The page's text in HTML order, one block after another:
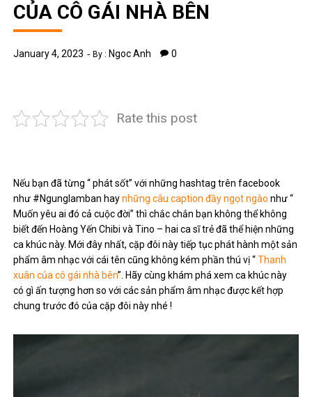
CỦA CÔ GÁI NHÀ BÊN
January 4, 2023 By : Ngoc Anh 0
Rate this post
Nếu bạn đã từng “ phát sốt” với những hashtag trên facebook
như #Ngunglamban haynhững câu caption đầy ngọt ngào như “
Muốn yêu ai đó cả cuộc đời” thì chắc chắn bạn không thể không
biết đến Hoàng Yến Chibi và Tino – hai ca sĩ trẻ đã thể hiện những
ca khúc này. Mới đây nhất, cặp đôi này tiếp tục phát hành một sản
phẩm âm nhạc với cái tên cũng không kém phần thú vị “Thanh
xuân của cô gái nhà bên”. Hãy cùng khám phá xem ca khúc này
có gì ấn tượng hơn so với các sản phẩm âm nhạc được kết hợp
chung trước đó của cặp đôi này nhé !